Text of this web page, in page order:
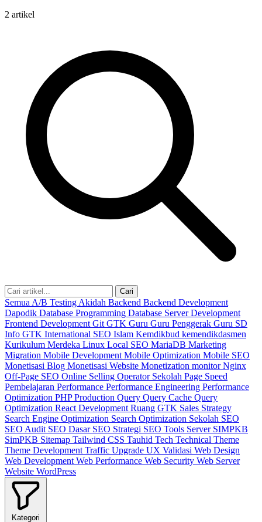
2 artikel
Cari
Semua A/B Testing Akidah Backend Backend Development
Dapodik Database Programming Database ServerDevelopment
Frontend Development Git GTK Guru Guru Penggerak Guru SD
Info GTK International SEO Islam Kemdikbud kemendikdasmen
Kurikulum Merdeka Linux Local SEO MariaDB Marketing
Migration Mobile Development Mobile Optimization Mobile SEO
Monetisasi Blog Monetisasi Website Monetization monitorNginx
Off-Page SEO Online Selling Operator Sekolah Page Speed
Pembelajaran Performance Performance Engineering Performance
Optimization PHPProduction Query Query Cache Query
Optimization React Development Ruang GTK Sales Strategy
Search Engine Optimization Search Optimization Sekolah SEO
SEO Audit SEO Dasar SEO Strategi SEO Tools Server SIMPKB
SimPKB Sitemap Tailwind CSS Tauhid Tech Technical Theme
Theme Development Traffic Upgrade UX Validasi Web Design
Web Development Web Performance Web Security Web Server
Website WordPress
Kategori